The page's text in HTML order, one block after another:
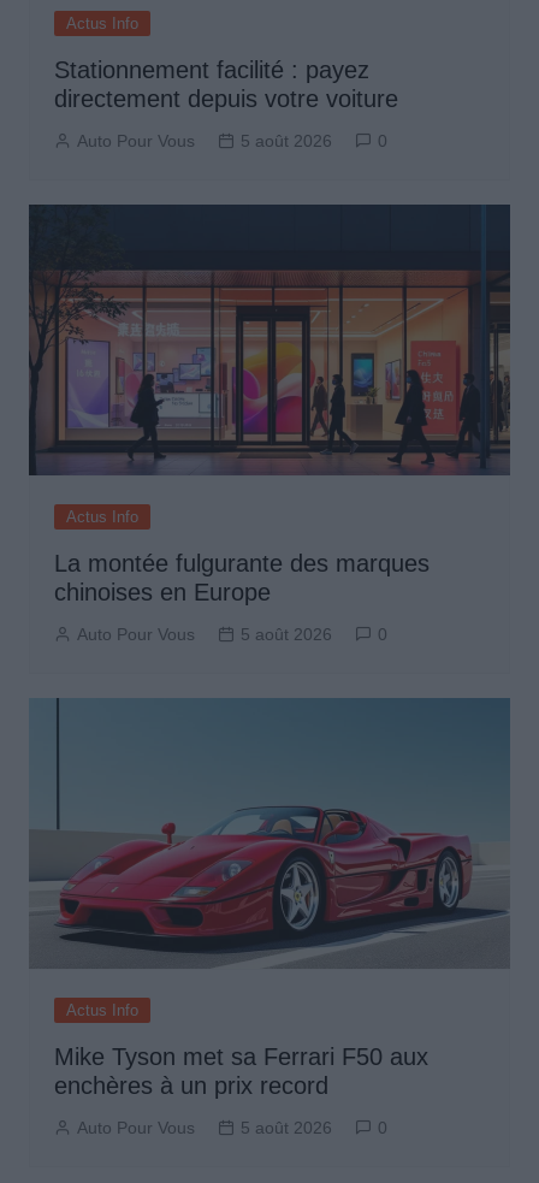
Actus Info
Stationnement facilité : payez
directement depuis votre voiture
Auto Pour Vous 5 août 2026 0
Actus Info
La montée fulgurante des marques
chinoises en Europe
Auto Pour Vous 5 août 2026 0
Actus Info
Mike Tyson met sa Ferrari F50 aux
enchères à un prix record
Auto Pour Vous 5 août 2026 0